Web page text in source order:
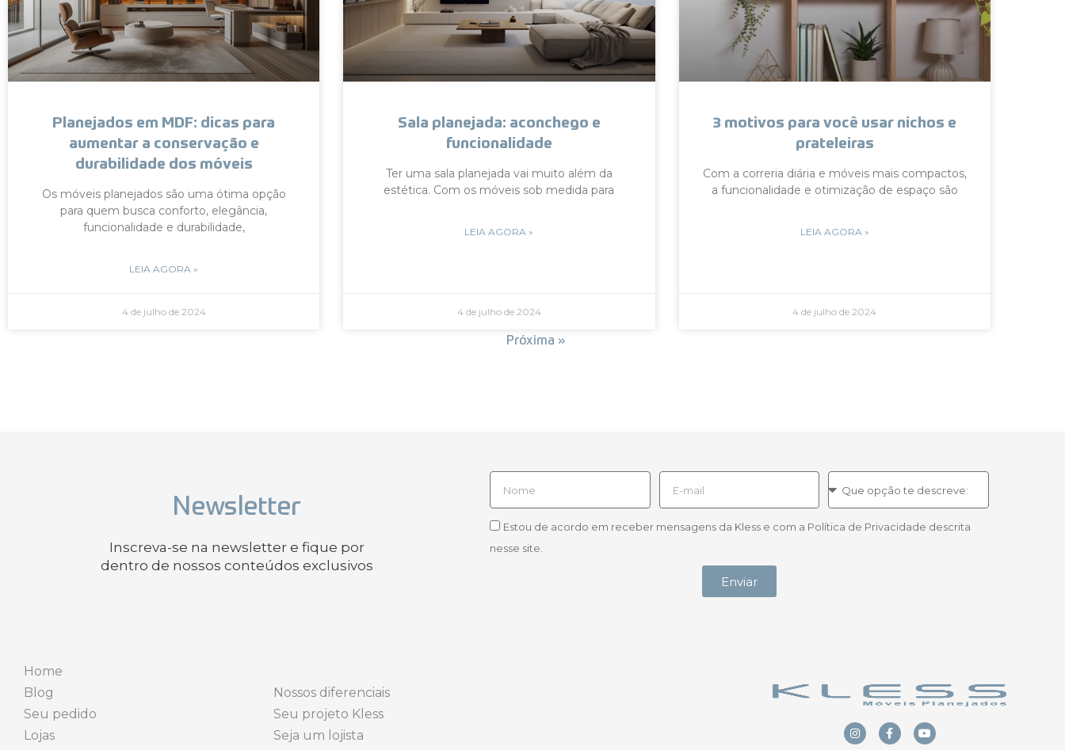
Planejados em MDF: dicas para
aumentar a conservação e
durabilidade dos móveis
Os móveis planejados são uma ótima opção
para quem busca conforto, elegância,
funcionalidade e durabilidade,
LEIA AGORA »
4 de julho de 2024
Sala planejada: aconchego e
funcionalidade
Ter uma sala planejada vai muito além da
estética. Com os móveis sob medida para
LEIA AGORA »
4 de julho de 2024
3 motivos para você usar nichos e
prateleiras
Com a correria diária e móveis mais compactos,
a funcionalidade e otimização de espaço são
LEIA AGORA »
4 de julho de 2024
Próxima »
Newsletter
Inscreva-se na newsletter e fique por
dentro de nossos conteúdos exclusivos
Estou de acordo em receber mensagens da Kless e com a Política de Privacidade descrita
nesse site.
Enviar
Home
Blog
Seu pedido
Lojas
Nossos diferenciais
Seu projeto Kless
Seja um lojista